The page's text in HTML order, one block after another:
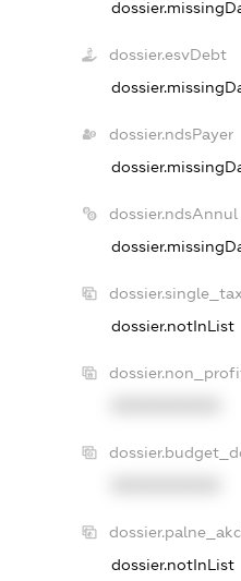
dossier.esvDebt
dossier.ndsPayer
dossier.ndsAnnul
dossier.notInList
dossier.notInList